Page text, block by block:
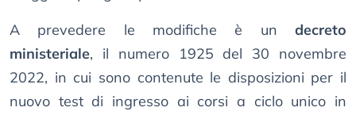
A prevedere le modifiche è un decreto
ministeriale, il numero 1925 del 30 novembre
2022, in cui sono contenute le disposizioni per il
nuovo test di ingresso ai corsi a ciclo unico in